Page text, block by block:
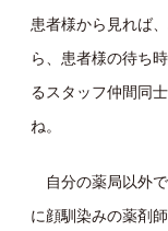
患者様から見れば
ら、患者様の待ち
るスタッフ仲間同
ね。
自分の薬局以外で
に顔馴染みの薬剤